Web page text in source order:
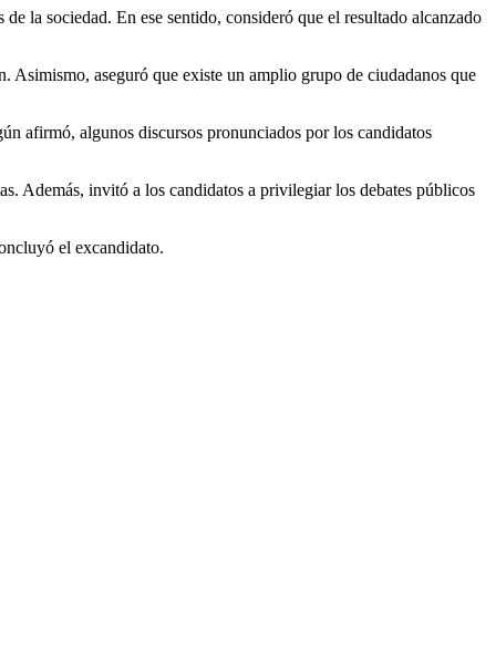
la sociedad. En ese sentido, consideró que el resultado alcanzado
Asimismo, aseguró que existe un amplio grupo de ciudadanos que
afirmó, algunos discursos pronunciados por los candidatos
Además, invitó a los candidatos a privilegiar los debates públicos
el excandidato.